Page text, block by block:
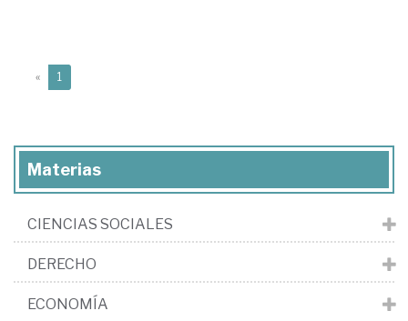
« 1
Materias
CIENCIAS SOCIALES
DERECHO
ECONOMÍA